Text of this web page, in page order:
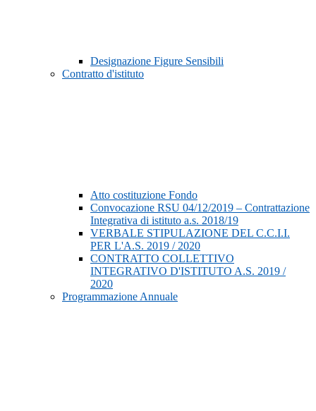
Designazione Figure Sensibili
Contratto d'istituto
Atto costituzione Fondo
Convocazione RSU 04/12/2019 – Contrattazione
Integrativa di istituto a.s. 2018/19
VERBALE STIPULAZIONE DEL C.C.I.I.
PER L'A.S. 2019 / 2020
CONTRATTO COLLETTIVO
INTEGRATIVO D'ISTITUTO A.S. 2019 /
2020
Programmazione Annuale